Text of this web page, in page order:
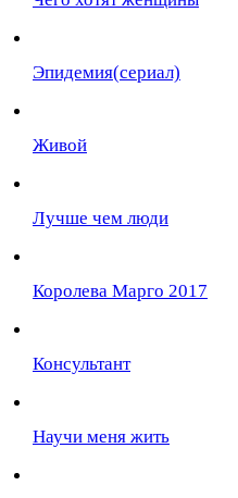
Эпидемия(сериал)
Живой
Лучше чем люди
Королева Марго 2017
Консультант
Научи меня жить